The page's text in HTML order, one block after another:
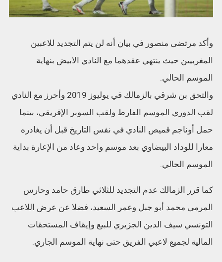
وأكد مرتضى منصور في بيان أنه لن يتم التجديد للاعبين
المغربيين حيث ينتهي عقدهما مع النادي الابيض بنهاية
الموسم الحالي.
والتحق بن شرقي بالزمالك في يوليوز 2019 وأحرز مع النادي
لقب الدوري الموسم الفارط ولقب السوبر الإفريقي، بينما
حمل أوناجم قميص النادي في نفس التاريخ قبل أن يغادره
معارا للوداد البيضاوي بعد موسم واحد وعاد من الإعارة بداية
الموسم الحالي.
كما قرر الزمالك عدم التجديد للثلاثي طارق حامد وحارس
المرمى محمد أبو جبل وعمر السعيد، فضلا عن عرض اللاعب
التونسي سيف الدين الجزيري للبيع وإيقاف المستحقات
المالية لجميع لاعبي الفريق حتى نهاية الموسم الجاري.